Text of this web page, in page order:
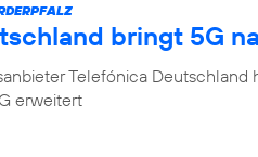
bringt 5G
Telefónica Deutschland
erweitert